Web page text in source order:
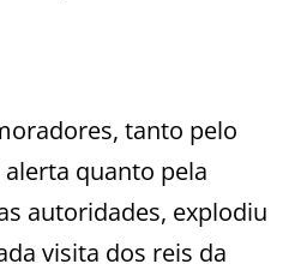
tanto pelo
quanto pela
autoridades, explodiu
visita dos reis da